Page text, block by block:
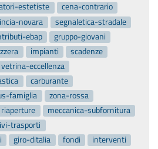
estetiste
cena-contrario
novara
segnaletica-stradale
ebap
gruppo-giovani
impianti
scadenze
vetrina-eccellenza
carburante
famiglia
zona-rossa
riaperture
meccanica-subfornitura
trasporti
giro-ditalia fondi
interventi